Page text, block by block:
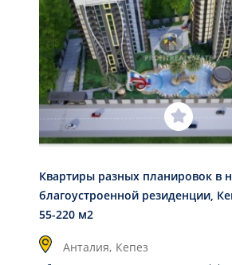
Квартиры разных планировок в
благоустроенной резиденции,
55-220 м2
Анталия, Кепез